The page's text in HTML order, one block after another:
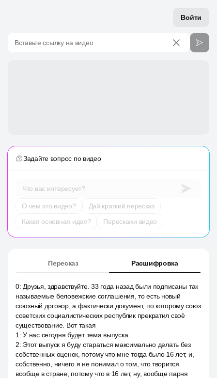
Войти
Вставьте ссылку на видео
Задайте вопрос по видео
Что вас интересует?
О чем это видео?
Дай краткий пересказ
Какая основная идея?
Перескажи видео
Пересказ Расшифровка
0: Друзья, здравствуйте. 33 года назад были подписаны так
называемые беловежские соглашения, то есть новый
союзный договор, а фактически документ, по которому союз
советских социалистических республик прекратил своё
существование. Вот такая
1 :У нас сегодня будет тема выпуска.
2: Этот выпуск я буду стараться максимально делать без
собственных оценок, потому что мне тогда было 16 лет, и,
собственно, ничего я не понимал о том, что творится
вообще в стране, потому что в 16 лет, ну, вообще парня